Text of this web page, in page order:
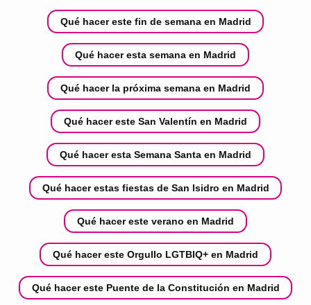
Qué hacer este fin de semana en Madrid
Qué hacer esta semana en Madrid
Qué hacer la próxima semana en Madrid
Qué hacer este San Valentín en Madrid
Qué hacer esta Semana Santa en Madrid
Qué hacer estas fiestas de San Isidro en Madrid
Qué hacer este verano en Madrid
Qué hacer este Orgullo LGTBIQ+ en Madrid
Qué hacer este Puente de la Constitución en Madrid